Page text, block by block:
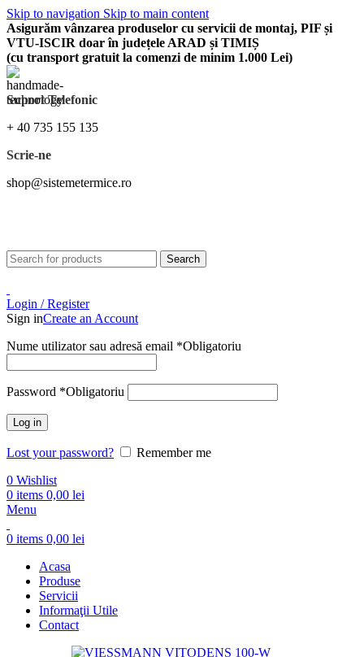
Skip to navigation Skip to main content
Asigurăm vânzarea produselor cu servicii de montaj, PIF și
VTU-ISCIR doar în județele ARAD și TIMIȘ
(cu transport gratuit la comenzi de minim 1.000 Lei)
Suport Telefonic
+ 40 735 155 135
Scrie-ne
shop@sistemetermice.ro
Search
Login / Register
Sign inCreate an Account
Nume utilizator sau adresă email *Obligatoriu
Password *Obligatoriu
Log in
Lost your password?
Remember me
0 Wishlist
0 items 0,00 lei
Menu
0 items 0,00 lei
Acasa
Produse
Servicii
Informaţii Utile
Contact